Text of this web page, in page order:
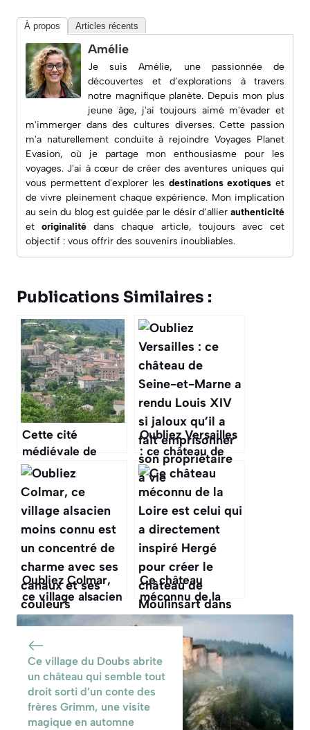
À propos Articles récents
Amélie
Je suis Amélie, une passionnée de
découvertes et d’explorations à travers
notre magnifique planète. Depuis mon plus
jeune âge, j'ai toujours aimé m'évader et
m'immerger dans des cultures diverses. Cette passion
m'a naturellement conduite à rejoindreVoyages Planet
Evasion, où je partage mon enthousiasme pour les
voyages. J'ai à cœur de créer des aventures uniques qui
vous permettent d'explorer les destinations exotiques et
de vivre pleinement chaque expérience. Mon implication
au sein du blog est guidée par le désir d’allier authenticité
etoriginalité dans chaque article, toujours avec cet
objectif : vous offrir des souvenirs inoubliables.
Publications Similaires :
Cette cité
médiévale de
l’Ardèche, sauvée
de la ruine, est un
havre de paix et
d’histoire à
découvrir cet
automne
Oubliez Versailles
: ce château de
Seine-et-Marne a
rendu Louis XIV si
jaloux qu’il a fait
emprisonner son
propriétaire à vie
Oubliez Colmar,
ce village alsacien
moins connu est
un concentré de
charme avec ses
canaux et ses
couleurs
d’automne
Ce château
méconnu de la
Loire est celui qui
a directement
inspiré Hergé
pour créer le
château de
Moulinsart dans
Tintin
Ce village du Doubs abrite
un château qui semble tout
droit sorti d’un conte des
frères Grimm, une visite
magique en automne